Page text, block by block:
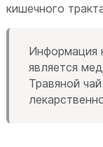
кишечного
Информация
является
Травяной